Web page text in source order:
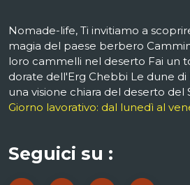
Nomade-life, Ti invitiamo a
magia del paese berbero
loro cammelli nel deserto Fai un
dorate dell'Erg Chebbi Le dune
una visione chiara del deserto del
Giorno lavorativo: dal lunedì al
Seguici su :